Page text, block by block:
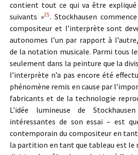
contient tout ce qui va être expliqué
suivants »25. Stockhausen
compositeur et l’interprète sont
autonomes l’un par rapport à
de la notation musicale. Parmi tous
seulement dans la peinture que la
l’interprète n’a pas encore été
phénomène remis en cause par
fabricants et de la technologie
L’idée lumineuse de
intéressantes de son essai – est
contemporain du compositeur en
la partition en tant que tableau est le